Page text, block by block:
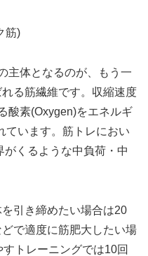
筋)
主体となるのが、もう一
る筋繊維です。収縮速度
酸素(Oxygen)をエネルギ
ています。筋トレにおい
くるような中負荷・中
引き締めたい場合は20
で適度に筋肥大したい場
トレーニングでは10回